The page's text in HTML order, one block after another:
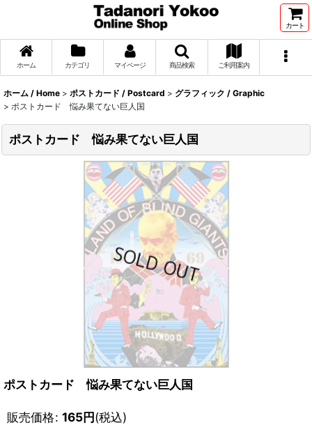
カート
ホーム カテゴリ マイページ 商品検索 ご利用案内
ホーム / Home > ポストカード / Postcard > グラフィック / Graphic
> ポストカード 悩み果てない巨人国
ポストカード 悩み果てない巨人国
ポストカード 悩み果てない巨人国
販売価格: 165円(税込)